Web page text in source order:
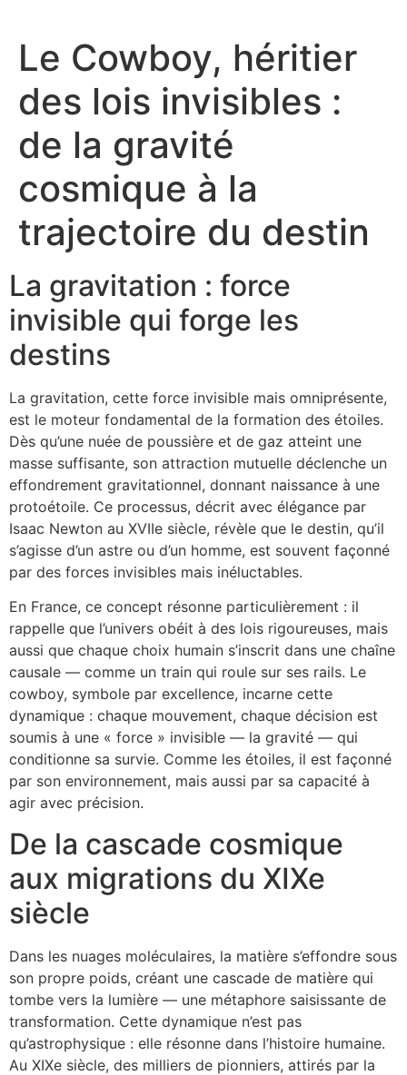
Le Cowboy, héritier
des lois invisibles :
de la gravité
cosmique à la
trajectoire du destin
La gravitation : force
invisible qui forge les
destins
La gravitation, cette force invisible mais omniprésente,
est le moteur fondamental de la formation des étoiles.
Dès qu’une nuée de poussière et de gaz atteint une
masse suffisante, son attraction mutuelle déclenche un
effondrement gravitationnel, donnant naissance à une
protoétoile. Ce processus, décrit avec élégance par
Isaac Newton au XVIIe siècle, révèle que le destin, qu’il
s’agisse d’un astre ou d’un homme, est souvent façonné
par des forces invisibles mais inéluctables.
En France, ce concept résonne particulièrement : il
rappelle que l’univers obéit à des lois rigoureuses, mais
aussi que chaque choix humain s’inscrit dans une chaîne
causale — comme un train qui roule sur ses rails. Le
cowboy, symbole par excellence, incarne cette
dynamique : chaque mouvement, chaque décision est
soumis à une « force » invisible — la gravité — qui
conditionne sa survie. Comme les étoiles, il est façonné
par son environnement, mais aussi par sa capacité à
agir avec précision.
De la cascade cosmique
aux migrations du XIXe
siècle
Dans les nuages moléculaires, la matière s’effondre sous
son propre poids, créant une cascade de matière qui
tombe vers la lumière — une métaphore saisissante de
transformation. Cette dynamique n’est pas
qu’astrophysique : elle résonne dans l’histoire humaine.
Au XIXe siècle, des milliers de pionniers, attirés par la